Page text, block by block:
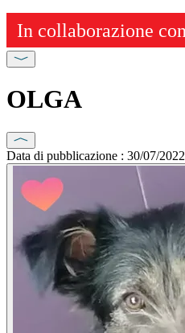
OLGA
Data di pubblicazione : 30/07/2022